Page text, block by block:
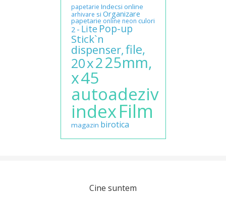
papetarie Indecsi online
arhivare si Organizare
papetarie online neon culori
2 - Lite Pop-up
Stick`n
dispenser,file,
20x225mm,
x45
autoadeziv
indexFilm
magazin birotica
Cine suntem